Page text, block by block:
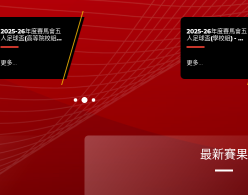
2025-26年度賽馬會五
人足球盃(高等院校組) -
賽事圓滿結束
更多...
2025-26年度賽馬會五
人足球盃(學校組) - 各
組別賽事圓滿結束
更多...
最新賽果